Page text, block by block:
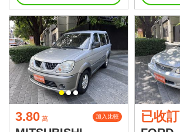
3.80 萬 加入比較 已收訂